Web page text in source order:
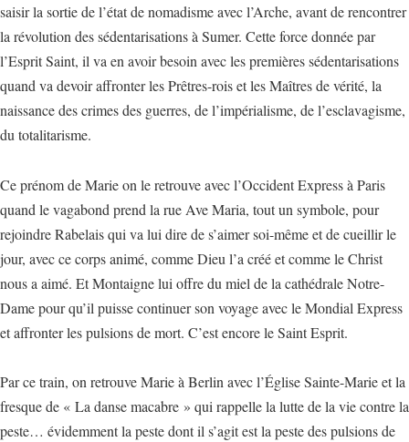
saisir la sortie de l’état de nomadisme avec l’Arche, avant de rencontrer
la révolution des sédentarisations à Sumer. Cette force donnée par
l’Esprit Saint, il va en avoir besoin avec les premières sédentarisations
quand va devoir affronter les Prêtres-rois et les Maîtres de vérité, la
naissance des crimes des guerres, de l’impérialisme, de l’esclavagisme,
du totalitarisme.
Ce prénom de Marie on le retrouve avec l’Occident Express à Paris
quand le vagabond prend la rue Ave Maria, tout un symbole, pour
rejoindre Rabelais qui va lui dire de s’aimer soi-même et de cueillir le
jour, avec ce corps animé, comme Dieu l’a créé et comme le Christ
nous a aimé. Et Montaigne lui offre du miel de la cathédrale Notre-
Dame pour qu’il puisse continuer son voyage avec le Mondial Express
et affronter les pulsions de mort. C’est encore le Saint Esprit.
Par ce train, on retrouve Marie à Berlin avec l’Église Sainte-Marie et la
fresque de « La danse macabre » qui rappelle la lutte de la vie contre la
peste… évidemment la peste dont il s’agit est la peste des pulsions de